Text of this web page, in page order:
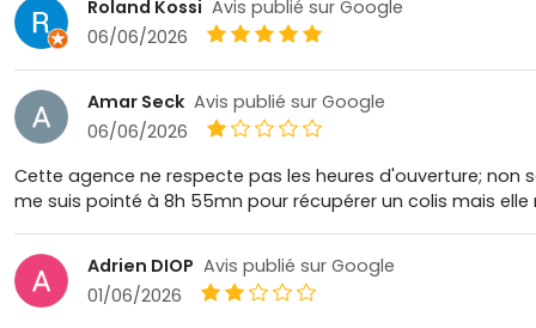
Roland Kossi Avis publié sur Google
06/06/2026
Amar Seck Avis publié sur Google
06/06/2026
Cette agence ne respecte pas les heures d'ouverture; non
me suis pointé à 8h 55mn pour récupérer un colis mais
Adrien DIOP Avis publié sur Google
01/06/2026